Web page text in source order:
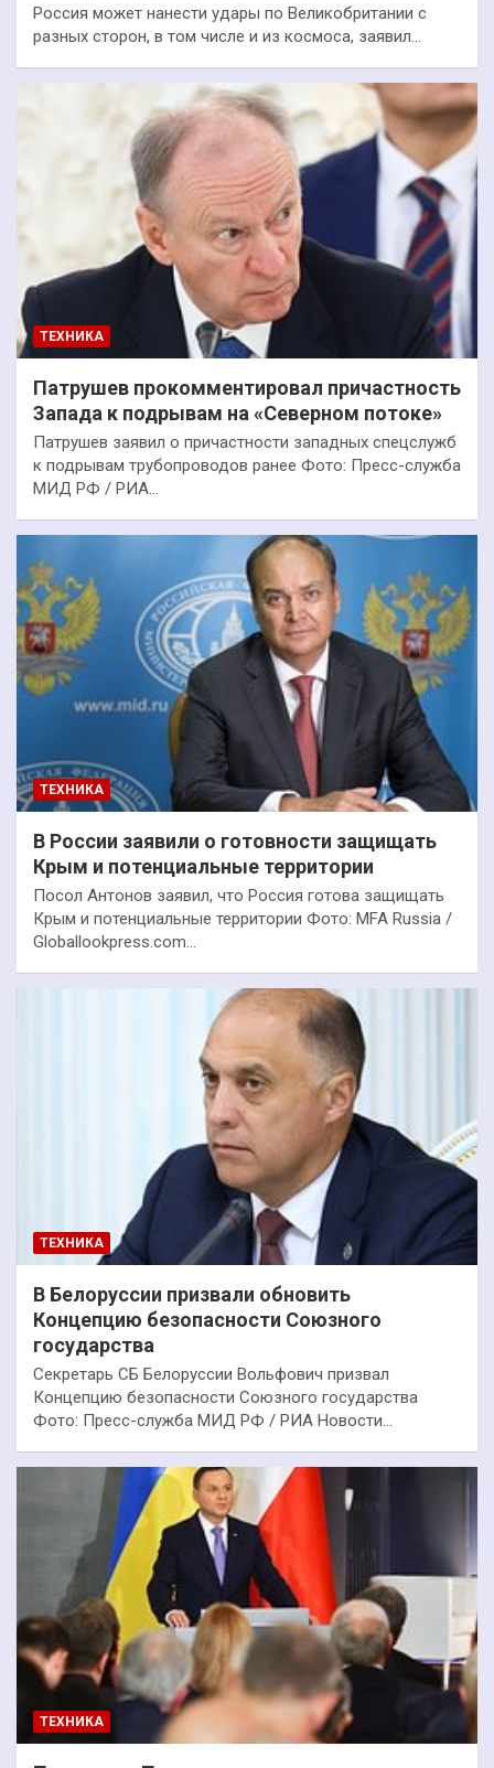
Россия может нанести удары по Великобритании с
разных сторон, в том числе и из космоса, заявил…
ТЕХНИКА
Патрушев прокомментировал причастность
Запада к подрывам на «Северном потоке»
Патрушев заявил о причастности западных спецслужб
к подрывам трубопроводов ранее Фото: Пресс-служба
МИД РФ / РИА…
ТЕХНИКА
В России заявили о готовности защищать
Крым и потенциальные территории
Посол Антонов заявил, что Россия готова защищать
Крым и потенциальные территории Фото: MFA Russia /
Globallookpress.com…
ТЕХНИКА
В Белоруссии призвали обновить
Концепцию безопасности Союзного
государства
Секретарь СБ Белоруссии Вольфович призвал
Концепцию безопасности Союзного государства
Фото: Пресс-служба МИД РФ / РИА Новости…
ТЕХНИКА